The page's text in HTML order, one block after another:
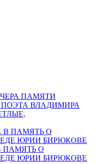
ПАМЯТИ
ВЛАДИМИРА
ПАМЯТЬ О
ЮРИИ БИРЮКОВЕ